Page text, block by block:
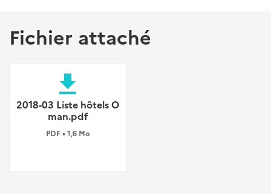
Fichier attaché
file_download
2018-03 Liste hôtels O
man.pdf
PDF • 1,6 Mo